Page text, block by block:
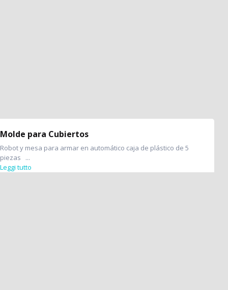
Molde para Cubiertos
Robot y mesa para armar en automático caja de plástico de 5
piezas ...
Leggi tutto